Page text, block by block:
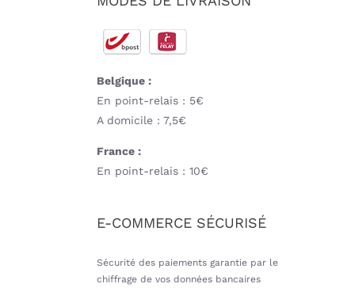
Belgique :
En point-relais : 5€
A domicile : 7,5€
France :
En point-relais : 10€
E-COMMERCE SÉCURISÉ
Sécurité des paiements garantie par le
chiffrage de vos données bancaires